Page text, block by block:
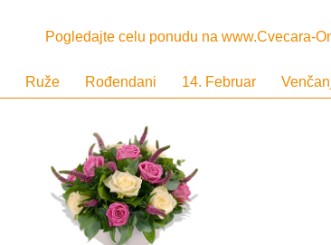
Pogledajte celu ponudu na www.Cvecara-
Ruže Rođendani 14. Februar